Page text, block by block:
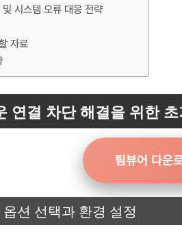
시스템 오류 대응 전략
자료
연결 차단 해결을 위한
팀뷰어 다운
션 선택과 환경 설정